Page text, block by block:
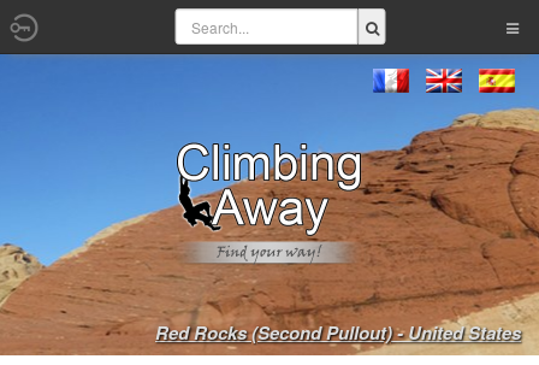
Red Rocks (Second Pullout) - United States